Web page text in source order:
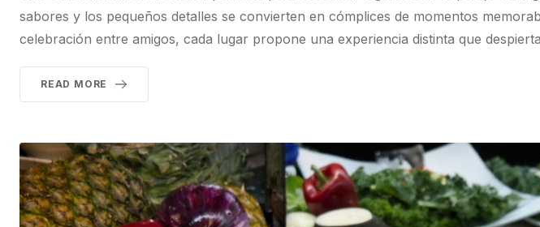
sabores y los pequeños detalles se convierten en cómplices de momentos
celebración entre amigos, cada lugar propone una experiencia distinta que
READ MORE